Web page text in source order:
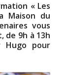
« Les
Maison du
vous
de 9h à 13h
Hugo pour